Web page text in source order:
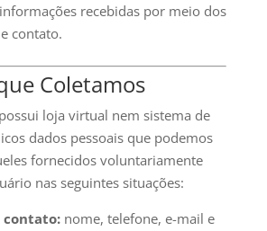
recebidas por meio dos
contato.
Coletamos
loja virtual nem sistema de
dados pessoais que podemos
fornecidos voluntariamente
nas seguintes situações:
contato:nome, telefone, e-mail e